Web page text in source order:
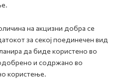
на акцизни добра се
за секој поединечен вид
да биде користено во
и содржано во
користење.